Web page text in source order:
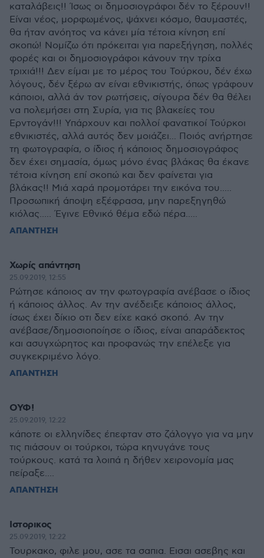
καταλάβεις!! Ίσως οι δημοσιογράφοι δέν το ξέρουν!!
Είναι νέος, μορφωμένος, ψάχνει κόσμο, θαυμαστές,
θα ήταν ανόητος να κάνει μία τέτοια κίνηση επί
σκοπώ! Νομίζω ότι πρόκειται για παρεξήγηση, πολλές
φορές και οι δημοσιογράφοι κάνουν την τρίχα
τριχιά!!! Δεν είμαι με το μέρος του Τούρκου, δέν έχω
λόγους, δέν ξέρω αν είναι εθνικιστής, όπως γράφουν
κάποιοι, αλλά άν τον ρωτήσεις, σίγουρα δέν θα θέλει
να πολεμήσει στη Συρία, για τις βλακείες του
Ερντογάν!!! Υπάρχουν και πολλοί φανατικοί Τούρκοι
εθνικιστές, αλλά αυτός δεν μοιάζει... Ποιός ανήρτησε
τη φωτογραφία, ο ίδιος ή κάποιος δημοσιογράφος
δεν έχει σημασία, όμως μόνο ένας βλάκας θα έκανε
τέτοια κίνηση επί σκοπώ και δεν φαίνεται για
βλάκας!! Μιά χαρά προμοτάρει την εικόνα του.....
Προσωπική άποψη εξέφρασα, μην παρεξηγηθώ
κιόλας..... Έγινε Εθνικό θέμα εδώ πέρα.....
ΑΠΑΝΤΗΣΗ
Χωρίς απάντηση
25.09.2019, 12:55
Ρώτησε κάποιος αν την φωτογραφία ανέβασε ο ίδιος
ή κάποιος άλλος. Αν την ανέδειξε κάποιος άλλος,
ίσως έχει δίκιο οτι δεν είχε κακό σκοπό. Αν την
ανέβασε/δημοσιοποίησε ο ίδιος, είναι απαράδεκτος
και ασυγχώρητος και προφανώς την επέλεξε για
συγκεκριμένο λόγο.
ΑΠΑΝΤΗΣΗ
ΟΥΦ!
25.09.2019, 12:22
κάποτε οι ελληνίδες έπεφταν στο ζάλογγο για να μην
τις πιάσουν οι τούρκοι, τώρα κηνυγάνε τους
τούρκους. κατά τα λοιπά η δήθεν χειρονομία μας
πείραξε....
ΑΠΑΝΤΗΣΗ
Ιστορικος
25.09.2019, 12:22
Τουρκακο, φιλε μου, ασε τα σαπια. Εισαι ασεβης και